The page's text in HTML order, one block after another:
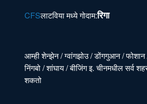
CFSलाटविया मध्ये गोदाम:रिगा
आम्ही शेन्झेन / ग्वांगझोउ / डोंगगुआन / फोशान
निंगबो / शांघाय / बीजिंग इ. चीनमधील सर्व
शकतो